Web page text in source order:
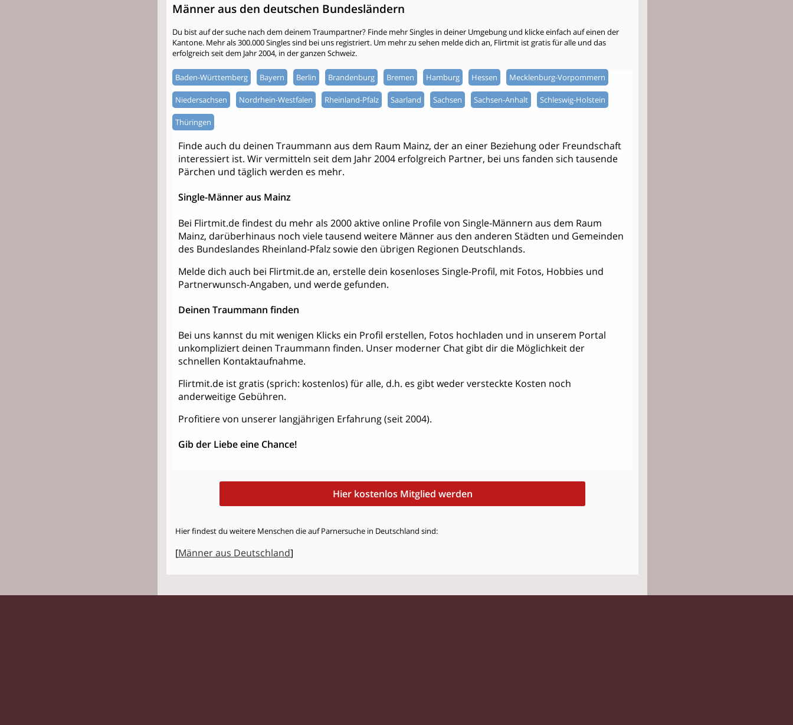
Männer aus den deutschen Bundesländern
Du bist auf der suche nach dem deinem Traumpartner? Finde mehr Singles in deiner Umgebung und klicke einfach auf einen der
Kantone. Mehr als 300.000 Singles sind bei uns registriert. Um mehr zu sehen melde dich an, Flirtmit ist gratis für alle und das
erfolgreich seit dem Jahr 2004, in der ganzen Schweiz.
Baden-Württemberg Bayern Berlin Brandenburg Bremen Hamburg Hessen Mecklenburg-Vorpommern
Niedersachsen Nordrhein-Westfalen Rheinland-Pfalz Saarland Sachsen Sachsen-Anhalt Schleswig-Holstein
Thüringen
Finde auch du deinen Traummann aus dem Raum Mainz, der an einer Beziehung oder Freundschaft
interessiert ist. Wir vermitteln seit dem Jahr 2004 erfolgreich Partner, bei uns fanden sich tausende
Pärchen und täglich werden es mehr.
Single-Männer aus Mainz
Bei Flirtmit.de findest du mehr als 2000 aktive online Profile von Single-Männern aus dem Raum
Mainz, darüberhinaus noch viele tausend weitere Männer aus den anderen Städten und Gemeinden
des Bundeslandes Rheinland-Pfalz sowie den übrigen Regionen Deutschlands.
Melde dich auch bei Flirtmit.de an, erstelle dein kosenloses Single-Profil, mit Fotos, Hobbies und
Partnerwunsch-Angaben, und werde gefunden.
Deinen Traummann finden
Bei uns kannst du mit wenigen Klicks ein Profil erstellen, Fotos hochladen und in unserem Portal
unkompliziert deinen Traummann finden. Unser moderner Chat gibt dir die Möglichkeit der
schnellen Kontaktaufnahme.
Flirtmit.de ist gratis (sprich: kostenlos) für alle, d.h. es gibt weder versteckte Kosten noch
anderweitige Gebühren.
Profitiere von unserer langjährigen Erfahrung (seit 2004).
Gib der Liebe eine Chance!
Hier kostenlos Mitglied werden
Hier findest du weitere Menschen die auf Parnersuche in Deutschland sind:
[Männer aus Deutschland]